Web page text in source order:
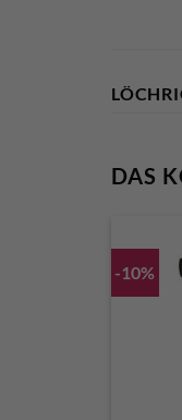
DAS
-10%